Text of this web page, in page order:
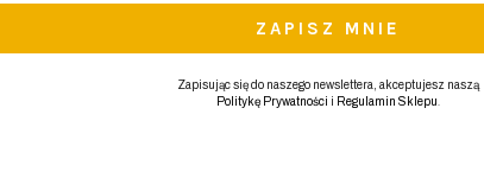
Zapisując się do naszego newslettera, akceptujesz naszą
Politykę Prywatności i Regulamin Sklepu.